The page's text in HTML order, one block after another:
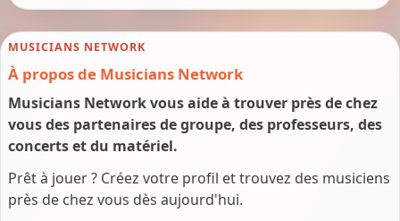
MUSICIANS NETWORK
À propos de Musicians Network
Musicians Network vous aide à trouver près de chez
vous des partenaires de groupe, des professeurs, des
concerts et du matériel.
Prêt à jouer ? Créez votre profil et trouvez des musiciens
près de chez vous dès aujourd'hui.